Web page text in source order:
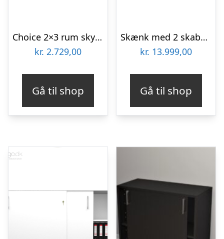
Choice 2×3 rum skydedørsskab – 100 cm bred
kr. 2.729,00
Gå til shop
Skænk med 2 skabe og 4 skuffer i stål og valnøddefinér H90 x B210 x D42 cm – Krom/Valnød
kr. 13.999,00
Gå til shop